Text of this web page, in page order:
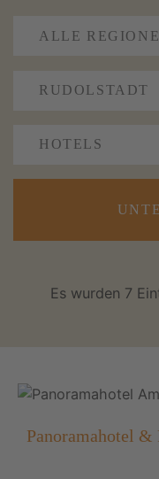
Es wurden 7
Panoramahotel